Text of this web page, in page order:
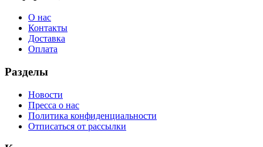
О нас
Контакты
Доставка
Оплата
Разделы
Новости
Пресса о нас
Политика конфиденциальности
Отписаться от рассылки